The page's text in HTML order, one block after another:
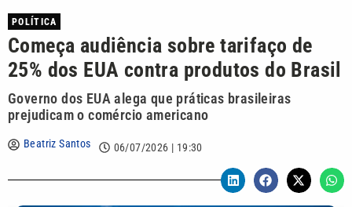
POLÍTICA
Começa audiência sobre tarifaço de
25% dos EUA contra produtos do Brasil
Governo dos EUA alega que práticas brasileiras
prejudicam o comércio americano
Beatriz Santos 06/07/2026 | 19:30